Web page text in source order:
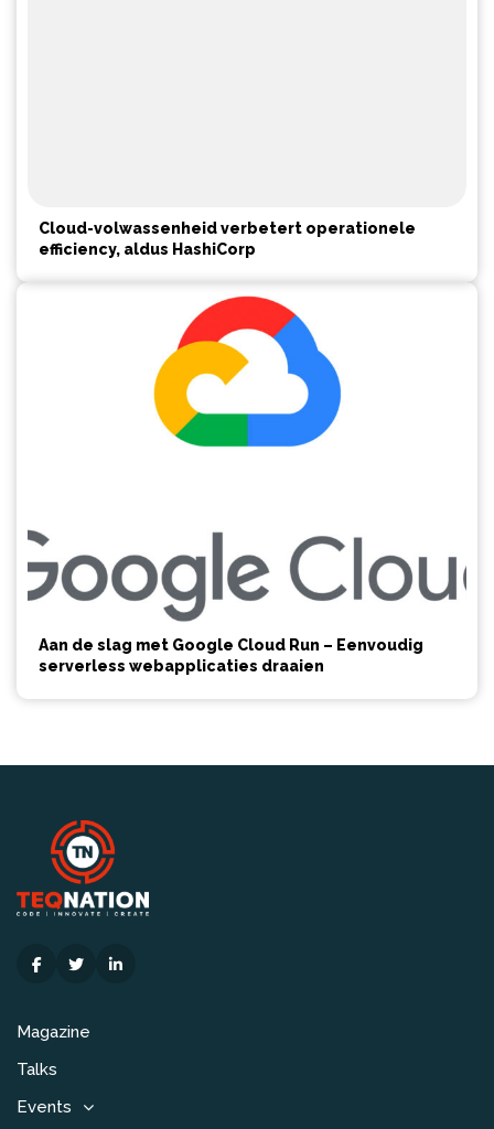
Cloud-volwassenheid verbetert operationele
efficiency, aldus HashiCorp
Aan de slag met Google Cloud Run – Eenvoudig
serverless webapplicaties draaien
Magazine
Talks
Events